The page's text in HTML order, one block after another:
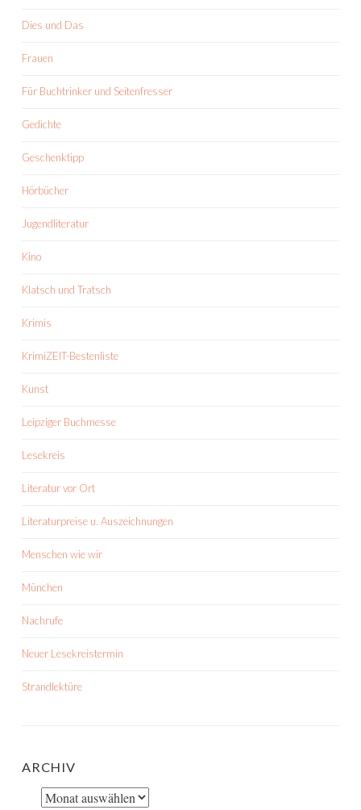
Dies und Das
Frauen
Für Buchtrinker und Seitenfresser
Gedichte
Geschenktipp
Hörbücher
Jugendliteratur
Kino
Klatsch und Tratsch
Krimis
KrimiZEIT-Bestenliste
Kunst
Leipziger Buchmesse
Lesekreis
Literatur vor Ort
Literaturpreise u. Auszeichnungen
Menschen wie wir
München
Nachrufe
Neuer Lesekreistermin
Strandlektüre
ARCHIV
Archiv